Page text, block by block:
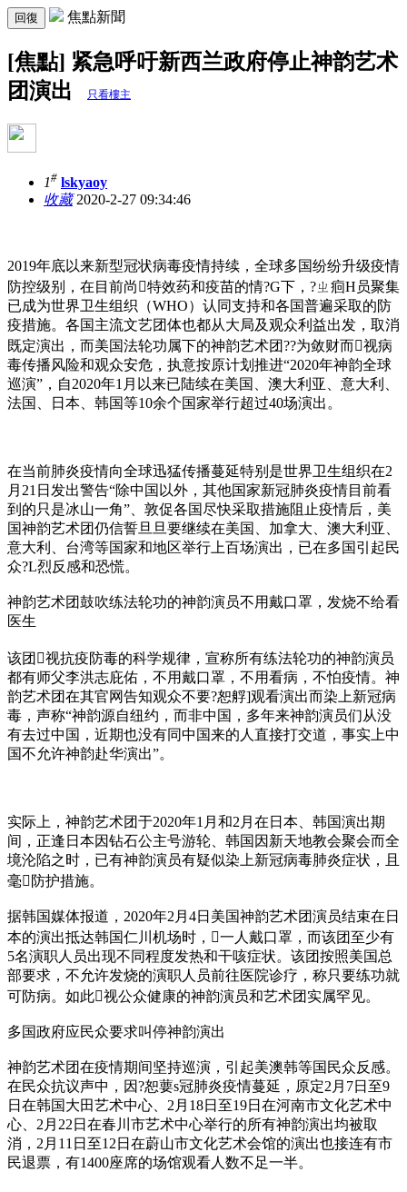
回復 焦點新聞
[焦點] 紧急呼吁新西兰政府停止神韵艺术
团演出
只看樓主
1# lskyaoy
收藏2020-2-27 09:34:46
2019年底以来新型冠状病毒疫情持续，全球多国纷纷升级疫情
防控级别，在目前尚特效药和疫苗的情?G下，?ㄓ痐H员聚集
已成为世界卫生组织（WHO）认同支持和各国普遍采取的防
疫措施。各国主流文艺团体也都从大局及观众利益出发，取消
既定演出，而美国法轮功属下的神韵艺术团??为敛财而视病
毒传播风险和观众安危，执意按原计划推进“2020年神韵全球
巡演”，自2020年1月以来已陆续在美国、澳大利亚、意大利、
法国、日本、韩国等10余个国家举行超过40场演出。
在当前肺炎疫情向全球迅猛传播蔓延特别是世界卫生组织在2
月21日发出警告“除中国以外，其他国家新冠肺炎疫情目前看
到的只是冰山一角”、敦促各国尽快采取措施阻止疫情后，美
国神韵艺术团仍信誓旦旦要继续在美国、加拿大、澳大利亚、
意大利、台湾等国家和地区举行上百场演出，已在多国引起民
众?L烈反感和恐慌。
神韵艺术团鼓吹练法轮功的神韵演员不用戴口罩，发烧不给看
医生
该团视抗疫防毒的科学规律，宣称所有练法轮功的神韵演员
都有师父李洪志庇佑，不用戴口罩，不用看病，不怕疫情。神
韵艺术团在其官网告知观众不要?恕艀]观看演出而染上新冠病
毒，声称“神韵源自纽约，而非中国，多年来神韵演员们从没
有去过中国，近期也没有同中国来的人直接打交道，事实上中
国不允许神韵赴华演出”。
实际上，神韵艺术团于2020年1月和2月在日本、韩国演出期
间，正逢日本因钻石公主号游轮、韩国因新天地教会聚会而全
境沦陷之时，已有神韵演员有疑似染上新冠病毒肺炎症状，且
毫防护措施。
据韩国媒体报道，2020年2月4日美国神韵艺术团演员结束在日
本的演出抵达韩国仁川机场时，一人戴口罩，而该团至少有
5名演职人员出现不同程度发热和干咳症状。该团按照美国总
部要求，不允许发烧的演职人员前往医院诊疗，称只要练功就
可防病。如此视公众健康的神韵演员和艺术团实属罕见。
多国政府应民众要求叫停神韵演出
神韵艺术团在疫情期间坚持巡演，引起美澳韩等国民众反感。
在民众抗议声中，因?恕葽s冠肺炎疫情蔓延，原定2月7日至9
日在韩国大田艺术中心、2月18日至19日在河南市文化艺术中
心、2月22日在春川市艺术中心举行的所有神韵演出均被取
消，2月11日至12日在蔚山市文化艺术会馆的演出也接连有市
民退票，有1400座席的场馆观看人数不足一半。